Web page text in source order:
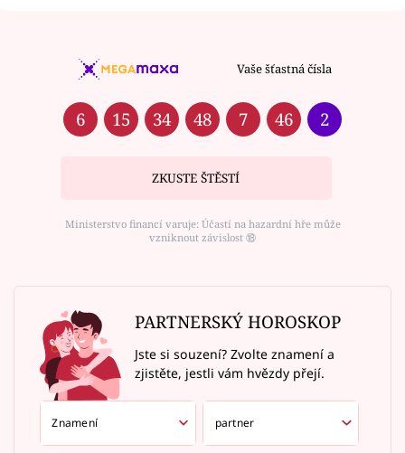
Vaše šťastná čísla
6 15 34 48 7 46 2
ZKUSTE ŠTĚSTÍ
Ministerstvo financí varuje: Účastí na hazardní hře může
vzniknout závislost ⑱
PARTNERSKÝ HOROSKOP
Jste si souzení? Zvolte znamení a
zjistěte, jestli vám hvězdy přejí.